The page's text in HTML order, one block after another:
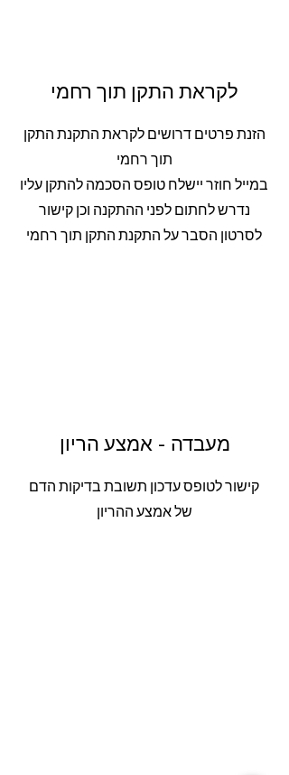
לקראת התקן תוך רחמי
הזנת פרטים דרושים לקראת התקנת התקן
תוך רחמי
במייל חוזר יישלח טופס הסכמה להתקן עליו
נדרש לחתום לפני ההתקנה וכן קישור
לסרטון הסבר על התקנת התקן תוך רחמי
מעבדה - אמצע הריון
קישור לטופס עדכון תשובת בדיקות הדם
של אמצע ההריון